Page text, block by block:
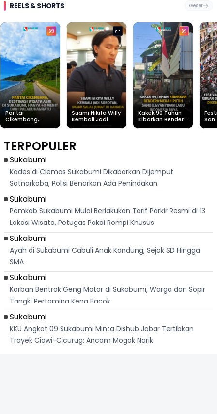
REELS & SHORTS Geser
Pantai
Cikembang,
Dari
Palabuhanratu
Suami Nikita Willy
Kembali Jadi
Kakek 90 Tahun
Kibarkan Bendera
San
TERPOPULER
Sukabumi
Kades di Ciemas Sukabumi Dikabarkan Dijemput
Satnarkoba, Polisi Benarkan Ada Penindakan
Sukabumi
Pemkab Sukabumi Mulai Berlakukan Tarif Parkir Resmi di 13
Lokasi Wisata, Petugas Pakai Rompi Khusus
Sukabumi
Ayah di Sukabumi Cabuli Anak Kandung, Sejak SD Hingga
SMA
Sukabumi
Korban Bentrok Geng Motor di Sukabumi, Warga dan Sopir
Tangki Pertamina Kena Bacok
Sukabumi
KKU Angkot 09 Sukabumi Minta Dishub Jabar Tertibkan
Trayek Ciawi-Cicurug: Ancam Mogok Narik